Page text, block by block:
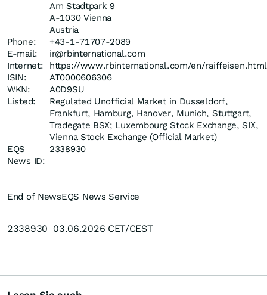
Am Stadtpark 9
A-1030 Vienna
Austria
Phone:
+43-1-71707-2089
E-mail:
ir@rbinternational.com
Internet:
https://www.rbinternational.com/en/raiffeisen.html
ISIN:
AT0000606306
WKN:
A0D9SU
Listed:
Regulated Unofficial Market in Dusseldorf,
Frankfurt, Hamburg, Hanover, Munich, Stuttgart,
Tradegate BSX; Luxembourg Stock Exchange, SIX,
Vienna Stock Exchange (Official Market)
EQS
News ID:
2338930
End of NewsEQS News Service
2338930 03.06.2026 CET/CEST